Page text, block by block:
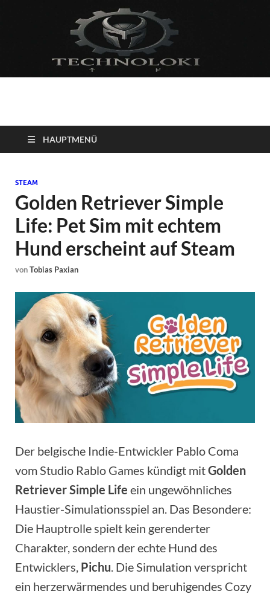
Technoloki: Gaming
und Entertainment
News
Blockbuster, Indie-Perlen und Retro-Klassiker.
HAUPTMENÜ
STEAM
Golden Retriever Simple
Life: Pet Sim mit echtem
Hund erscheint auf Steam
vonTobias Paxian
Der belgische Indie-Entwickler Pablo Coma
vom Studio Rablo Games kündigt mitGolden
Retriever Simple Life ein ungewöhnliches
Haustier-Simulationsspiel an. Das Besondere:
Die Hauptrolle spielt kein gerenderter
Charakter, sondern der echte Hund des
Entwicklers, Pichu. Die Simulation verspricht
ein herzerwärmendes und beruhigendes Cozy